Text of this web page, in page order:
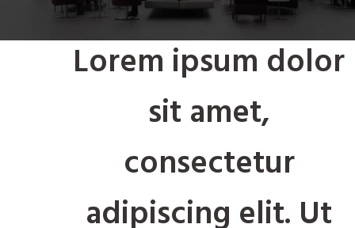
Lorem ipsum dolor
sit amet,
consectetur
adipiscing elit. Ut